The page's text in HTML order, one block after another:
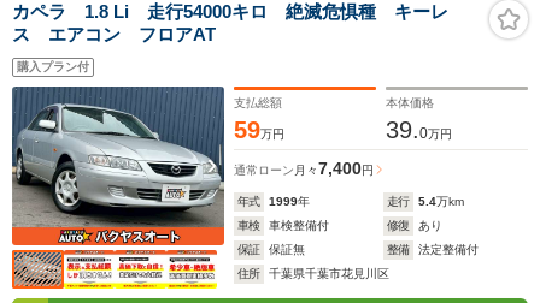
カペラ 1.8 Li 走行54000キロ 絶滅危惧種 キーレ
ス エアコン フロアAT
購入プラン付
支払総額
59万円
本体価格
39.0万円
通常ローン 月々7,400円
年式 1999年 走行 5.4万km
車検
車検整備付 修復
あり
保証
保証無 整備
法定整備付
住所
千葉県千葉市花見川区